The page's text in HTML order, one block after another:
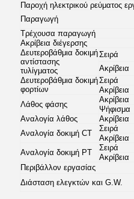
Παροχή ηλεκτρικού ρεύματος
Παραγωγή
Τρέχουσα παραγωγή
Ακρίβεια διέγερσης
Δευτεροβάθμια δοκιμή
αντίστασης
τυλίγματος
Σειρά
Ακρίβεια
Δευτεροβάθμια δοκιμή
φορτίων
Σειρά
Ακρίβεια
Λάθος φάσης
Ακρίβεια
Ψήφισμα
Αναλογία λάθος
Ακρίβεια
Αναλογία δοκιμή CT
Σειρά
Ακρίβεια
Αναλογία δοκιμή PT
Σειρά
Ακρίβεια
Περιβάλλον εργασίας
Διάσταση ελεγκτών και G.W.